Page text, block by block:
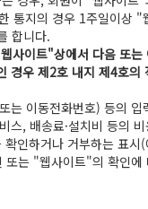
지의 경우 1주일이상 "
합니다.
사이트"상에서 다음 또
경우 제2호 내지 제4호의
는 이동전화번호) 등의 입
스, 배송료·설치비 등의
인하거나 거부하는 표시
는 "웹사이트"의 확인에